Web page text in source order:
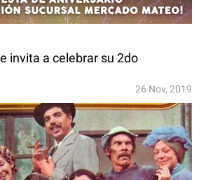
invita a celebrar su 2do
26 Nov, 2019